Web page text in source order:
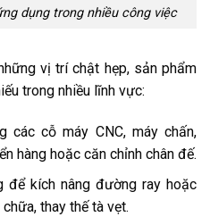
dụng trong nhiều công việc
vị trí chật hẹp, sản phẩm
trong nhiều lĩnh vực:
các cỗ máy CNC, máy chấn,
hàng hoặc căn chỉnh chân đế.
để kích nâng đường ray hoặc
thay thế tà vẹt.